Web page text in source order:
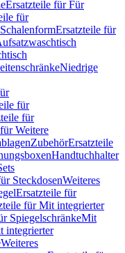
Ersatzteile für Für
für
Ersatzteile für
Niedrige
für
für
Weitere
ZubehörErsatzteile
Handtuchhalter
SteckdosenWeiteres
Ersatzteile für
für Mit integrierter
SpiegelschränkeMit
integrierter
Weiteres